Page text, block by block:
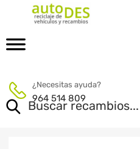
¿Necesitas ayuda?
964 514 809